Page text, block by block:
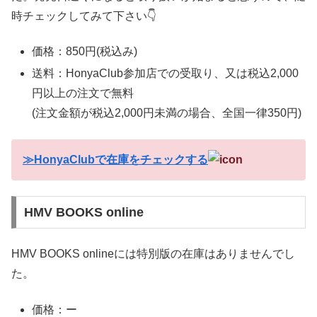
時チェックしてみて下さい👇
価格：850円 (税込み)
送料：HonyaClub参加店での受取り、又は税込2,000
円以上の注文で無料
(注文金額が税込2,000円未満の場合、全国一律350円)
≫HonyaClubで在庫をチェックする
HMV BOOKS online
HMV BOOKS onlineには特別版の在庫はありませんでし
た。
価格：ー